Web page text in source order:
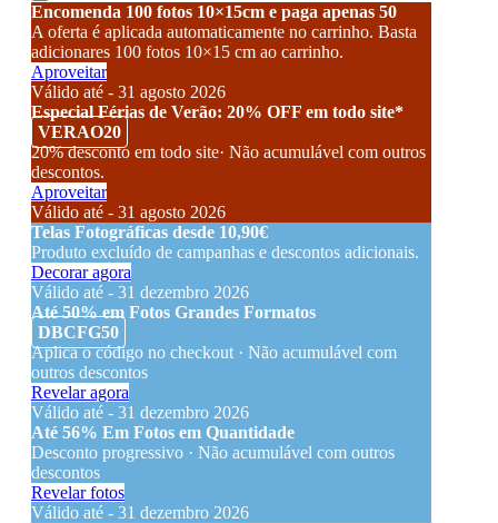
Encomenda 100 fotos 10×15cm e paga apenas 50
A oferta é aplicada automaticamente no carrinho. Basta
adicionares 100 fotos 10×15 cm ao carrinho.
Aproveitar
Válido até - 31 agosto 2026
Especial Férias de Verão: 20% OFF em todo site*
VERAO20
20% desconto em todo site· Não acumulável com outros
descontos.
Aproveitar
Válido até - 31 agosto 2026
Telas Fotográficas desde 10,90€
Produto excluído de campanhas e descontos adicionais.
Decorar agora
Válido até - 31 dezembro 2026
Até 50% em Fotos Grandes Formatos
DBCFG50
Aplica o código no checkout · Não acumulável com
outros descontos
Revelar agora
Válido até - 31 dezembro 2026
Até 56% Em Fotos em Quantidade
Desconto progressivo · Não acumulável com outros
descontos
Revelar fotos
Válido até - 31 dezembro 2026